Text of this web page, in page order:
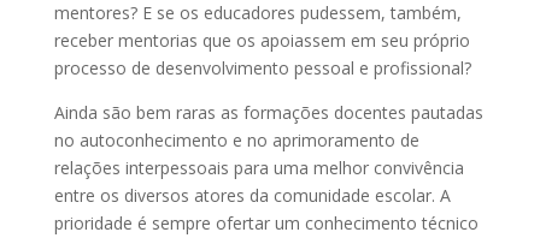
mentores? E se os educadores pudessem, também,
receber mentorias que os apoiassem em seu próprio
processo de desenvolvimento pessoal e profissional?
Ainda são bem raras as formações docentes pautadas
no autoconhecimento e no aprimoramento de
relações interpessoais para uma melhor convivência
entre os diversos atores da comunidade escolar. A
prioridade é sempre ofertar um conhecimento técnico